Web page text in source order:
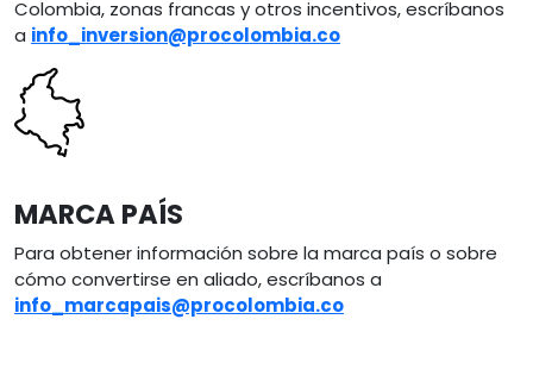
Colombia, zonas francas y otros incentivos, escríbanos
a info_inversion@procolombia.co
Image
MARCA PAÍS
Para obtener información sobre la marca país o sobre
cómo convertirse en aliado, escríbanos a
info_marcapais@procolombia.co